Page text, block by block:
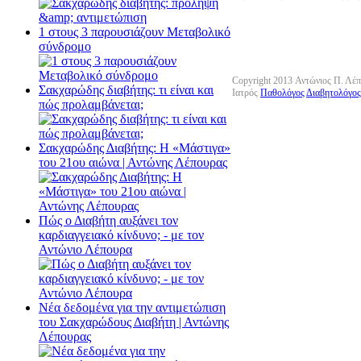
1 στους 3 παρουσιάζουν Μεταβολικό
σύνδρομο
Σακχαρώδης διαβήτης: τι είναι και
πώς προλαμβάνεται;
Σακχαρώδης Διαβήτης: Η «Μάστιγα»
του 21ου αιώνα | Αντώνης Λέπουρας
Πώς ο Διαβήτη αυξάνει τον
καρδιαγγειακό κίνδυνο; - με τον
Αντώνιο Λέπουρα
Νέα δεδομένα για την αντιμετώπιση
του Σακχαρώδους Διαβήτη | Αντώνης
Λέπουρας
Copyright 2013 Αντώνιος Π.
Ιατρός ΠαθολόγοςΔιαβητολόγος